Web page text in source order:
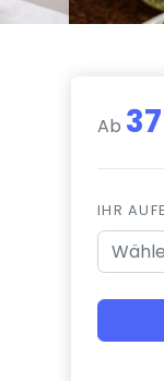
Ab
IHR